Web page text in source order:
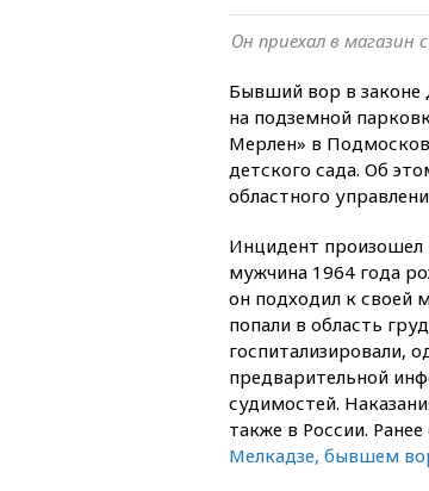
Он приехал в магазин
Бывший вор в законе
на подземной
Мерлен» в
детского сада. Об
областного
Инцидент
мужчина 1964 года
он подходил к своей
попали в область
госпитализировали,
предварительной
судимостей.
также в России.
Мелкадзе, бывшем